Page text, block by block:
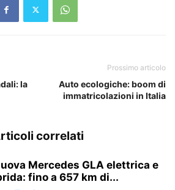
la
Prossimo articolo
Auto ecologiche: boom di
immatricolazioni in Italia
correlati
Mercedes GLA elettrica e
fino a 657 km di...